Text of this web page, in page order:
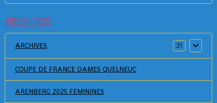
VIDEOS CROSS
ARCHIVES 31
COUPE DE FRANCE DAMES QUELNEUC
ARENBERG 2025 FEMININES